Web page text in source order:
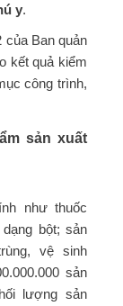
y.
của Ban quản
kết quả kiểm
công trình,
sản xuất
như thuốc
dạng bột; sản
vệ sinh
sản
lượng sản